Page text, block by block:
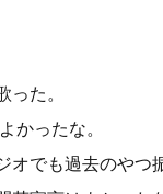
た。
かったな。
でも過去のやつ